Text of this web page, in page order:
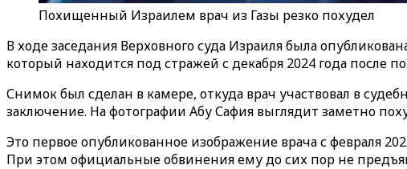
Похищенный Израилем врач из Газы резко похудел
В ходе заседания Верховного суда Израиля была
который находится под стражей с декабря 2024 года
Снимок был сделан в камере, откуда врач участвовал в
заключение. На фотографии Абу Сафия выглядит заметно
Это первое опубликованное изображение врача с февраля
При этом официальные обвинения ему до сих пор не